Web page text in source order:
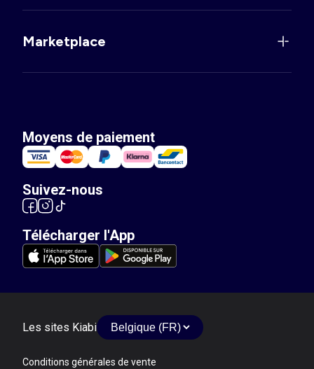
Marketplace
Moyens de paiement
Suivez-nous
Télécharger l'App
Les sites Kiabi
Conditions générales de vente